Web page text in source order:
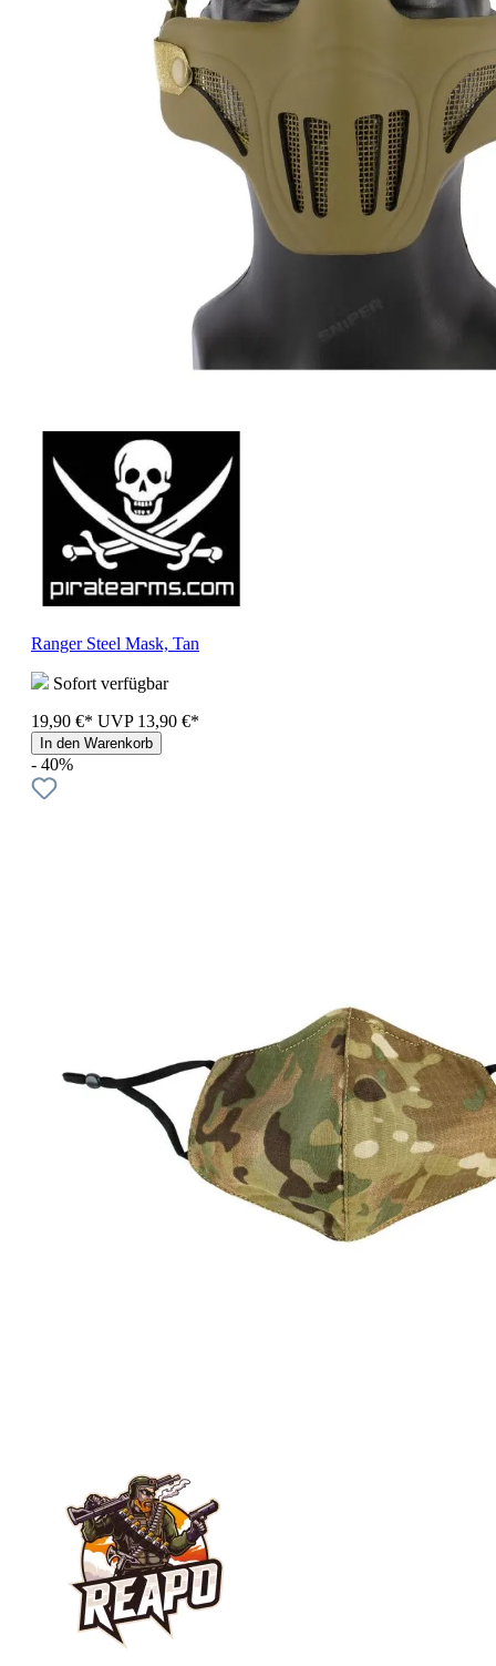
Ranger Steel Mask, Tan
Sofort verfügbar
19,90 €* UVP 13,90 €*
In den Warenkorb
- 40%